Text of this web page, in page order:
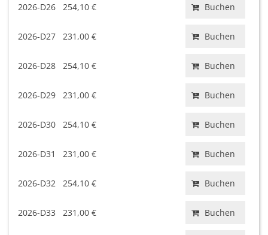
2026-D26 254,10 € Buchen
2026-D27 231,00 € Buchen
2026-D28 254,10 € Buchen
2026-D29 231,00 € Buchen
2026-D30 254,10 € Buchen
2026-D31 231,00 € Buchen
2026-D32 254,10 € Buchen
2026-D33 231,00 € Buchen